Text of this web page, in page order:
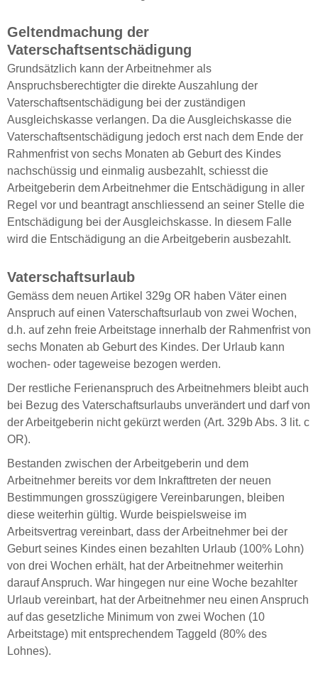
Geltendmachung der
Vaterschaftsentschädigung
Grundsätzlich kann der Arbeitnehmer als
Anspruchsberechtigter die direkte Auszahlung der
Vaterschaftsentschädigung bei der zuständigen
Ausgleichskasse verlangen. Da die Ausgleichskasse die
Vaterschaftsentschädigung jedoch erst nach dem Ende der
Rahmenfrist von sechs Monaten ab Geburt des Kindes
nachschüssig und einmalig ausbezahlt, schiesst die
Arbeitgeberin dem Arbeitnehmer die Entschädigung in aller
Regel vor und beantragt anschliessend an seiner Stelle die
Entschädigung bei der Ausgleichskasse. In diesem Falle
wird die Entschädigung an die Arbeitgeberin ausbezahlt.
Vaterschaftsurlaub
Gemäss dem neuen Artikel 329g OR haben Väter einen
Anspruch auf einen Vaterschaftsurlaub von zwei Wochen,
d.h. auf zehn freie Arbeitstage innerhalb der Rahmenfrist von
sechs Monaten ab Geburt des Kindes. Der Urlaub kann
wochen- oder tageweise bezogen werden.
Der restliche Ferienanspruch des Arbeitnehmers bleibt auch
bei Bezug des Vaterschaftsurlaubs unverändert und darf von
der Arbeitgeberin nicht gekürzt werden (Art. 329b Abs. 3 lit. c
OR).
Bestanden zwischen der Arbeitgeberin und dem
Arbeitnehmer bereits vor dem Inkrafttreten der neuen
Bestimmungen grosszügigere Vereinbarungen, bleiben
diese weiterhin gültig. Wurde beispielsweise im
Arbeitsvertrag vereinbart, dass der Arbeitnehmer bei der
Geburt seines Kindes einen bezahlten Urlaub (100% Lohn)
von drei Wochen erhält, hat der Arbeitnehmer weiterhin
darauf Anspruch. War hingegen nur eine Woche bezahlter
Urlaub vereinbart, hat der Arbeitnehmer neu einen Anspruch
auf das gesetzliche Minimum von zwei Wochen (10
Arbeitstage) mit entsprechendem Taggeld (80% des
Lohnes).